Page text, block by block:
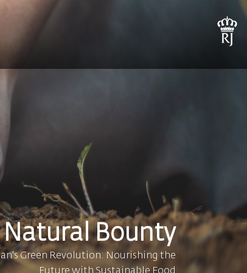
Natural Bounty!
Green Revolution: Nourishing the